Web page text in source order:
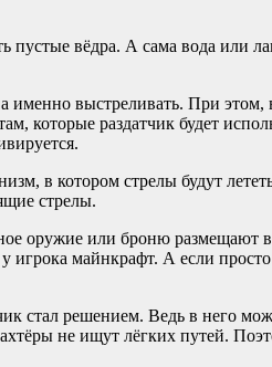
пустые вёдра. А сама вода или
именно выстреливать. При
которые раздатчик будет
в котором стрелы будут
стрелы.
оружие или броню размещают
майнкрафт. А если
стал решением. Ведь в него
не ищут лёгких путей.